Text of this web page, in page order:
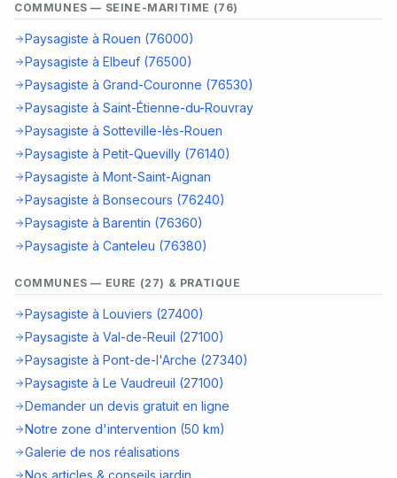
COMMUNES — SEINE-MARITIME (76)
Paysagiste à Rouen (76000)
Paysagiste à Elbeuf (76500)
Paysagiste à Grand-Couronne (76530)
Paysagiste à Saint-Étienne-du-Rouvray
Paysagiste à Sotteville-lès-Rouen
Paysagiste à Petit-Quevilly (76140)
Paysagiste à Mont-Saint-Aignan
Paysagiste à Bonsecours (76240)
Paysagiste à Barentin (76360)
Paysagiste à Canteleu (76380)
COMMUNES — EURE (27) & PRATIQUE
Paysagiste à Louviers (27400)
Paysagiste à Val-de-Reuil (27100)
Paysagiste à Pont-de-l'Arche (27340)
Paysagiste à Le Vaudreuil (27100)
Demander un devis gratuit en ligne
Notre zone d'intervention (50 km)
Galerie de nos réalisations
Nos articles & conseils jardin